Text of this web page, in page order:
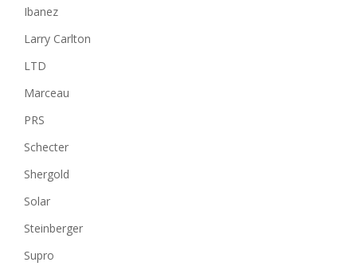
Ibanez
Larry Carlton
LTD
Marceau
PRS
Schecter
Shergold
Solar
Steinberger
Supro